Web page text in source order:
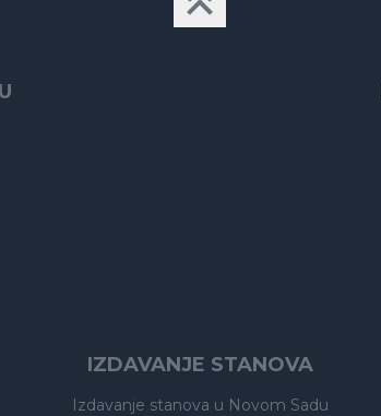
IZDAVANJE STANOVA
Izdavanje stanova u Novom Sadu